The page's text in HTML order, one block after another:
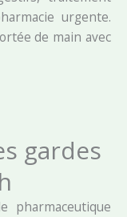
urgente.
de main avec
gardes
pharmaceutique